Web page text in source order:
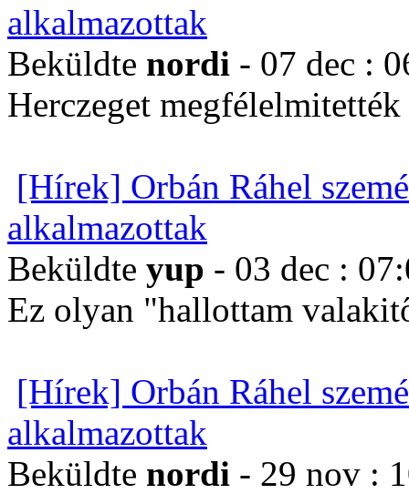
alkalmazottak
Beküldte nordi - 07 dec :
Herczeget
[Hírek] Orbán Ráhel
alkalmazottak
Beküldte yup - 03 dec :
Ez olyan "hallottam
[Hírek] Orbán Ráhel
alkalmazottak
Beküldte nordi - 29 nov :